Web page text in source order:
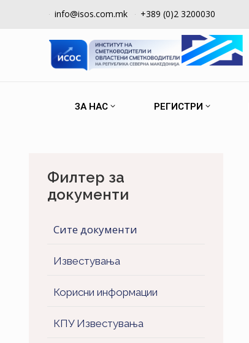
info@isos.com.mk +389 (0)2 3200030
ЗА НАС РЕГИСТРИ
Филтер за
документи
Сите документи
Известувања
Корисни информации
КПУ Известувања